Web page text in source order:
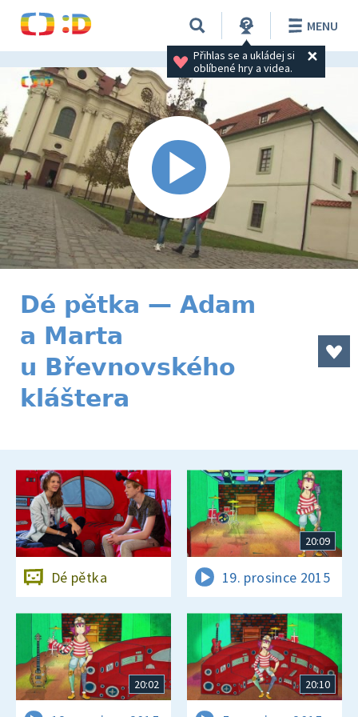
Přihlas se a ukládej si
oblíbené hry a videa.
MENU
Dé pětka — Adam
a Marta
u Břevnovského
kláštera
Dé pětka
20:09
19. prosince 2015
20:02 20:10